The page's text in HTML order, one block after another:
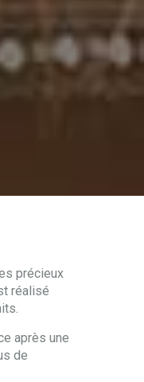
précieux
réalisé
après une
de